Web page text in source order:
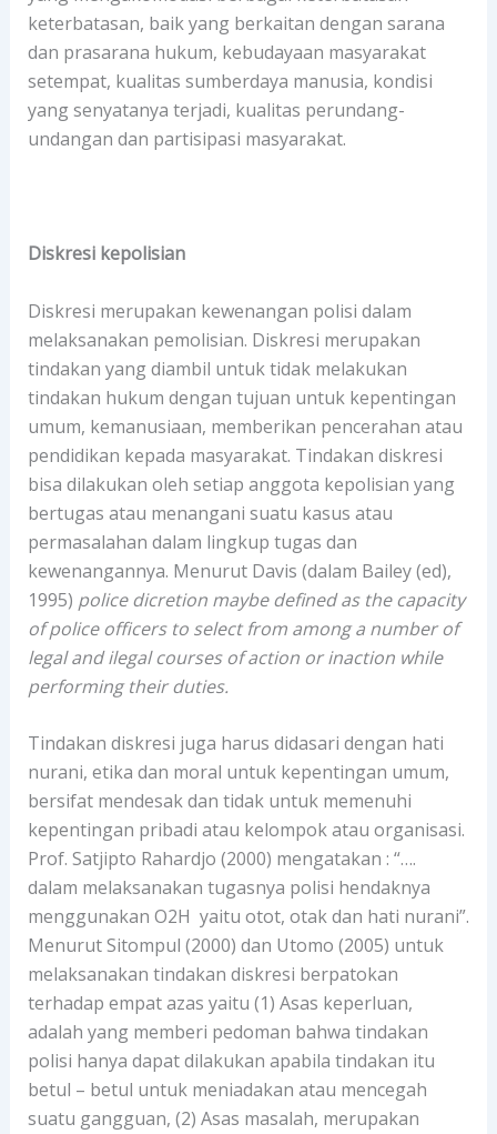
keterbatasan, baik yang berkaitan dengan sarana
dan prasarana hukum, kebudayaan masyarakat
setempat, kualitas sumberdaya manusia, kondisi
yang senyatanya terjadi, kualitas perundang-
undangan dan partisipasi masyarakat.
Diskresi kepolisian
Diskresi merupakan kewenangan polisi dalam
melaksanakan pemolisian. Diskresi merupakan
tindakan yang diambil untuk tidak melakukan
tindakan hukum dengan tujuan untuk kepentingan
umum, kemanusiaan, memberikan pencerahan atau
pendidikan kepada masyarakat. Tindakan diskresi
bisa dilakukan oleh setiap anggota kepolisian yang
bertugas atau menangani suatu kasus atau
permasalahan dalam lingkup tugas dan
kewenangannya. Menurut Davis (dalam Bailey (ed),
1995) police dicretion maybe defined as the capacity
of police officers to select from among a number of
legal and ilegal courses of action or inaction while
performing their duties.
Tindakan diskresi juga harus didasari dengan hati
nurani, etika dan moral untuk kepentingan umum,
bersifat mendesak dan tidak untuk memenuhi
kepentingan pribadi atau kelompok atau organisasi.
Prof. Satjipto Rahardjo (2000) mengatakan : “….
dalam melaksanakan tugasnya polisi hendaknya
menggunakan O2H yaitu otot, otak dan hati nurani”.
Menurut Sitompul (2000) dan Utomo (2005) untuk
melaksanakan tindakan diskresi berpatokan
terhadap empat azas yaitu (1) Asas keperluan,
adalah yang memberi pedoman bahwa tindakan
polisi hanya dapat dilakukan apabila tindakan itu
betul – betul untuk meniadakan atau mencegah
suatu gangguan, (2) Asas masalah, merupakan